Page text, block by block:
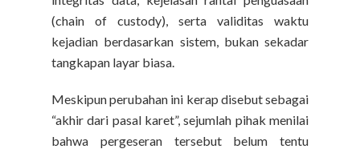
(chain of custody), serta validitas waktu
kejadian berdasarkan sistem, bukan sekadar
tangkapan layar biasa.
Meskipun perubahan ini kerap disebut sebagai
“akhir dari pasal karet”, sejumlah pihak menilai
bahwa pergeseran tersebut belum tentu